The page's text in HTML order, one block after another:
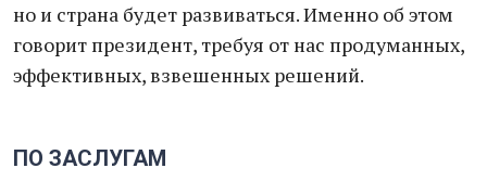
но и страна будет развиваться. Именно об этом
говорит президент, требуя от нас продуманных,
эффективных, взвешенных решений.
ПО ЗАСЛУГАМ